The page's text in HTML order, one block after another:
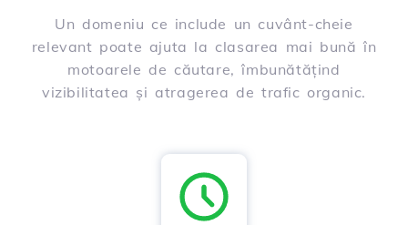
Un domeniu ce include un cuvânt-cheie
relevant poate ajuta la clasarea mai bună în
motoarele de căutare, îmbunătățind
vizibilitatea și atragerea de trafic organic.